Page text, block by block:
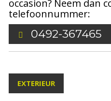
occasion? Neem dan
telefoonnummer:
0492-367465
EXTERIEUR